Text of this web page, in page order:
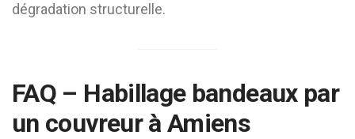
dégradation structurelle.
FAQ – Habillage bandeaux par
un couvreur à Amiens